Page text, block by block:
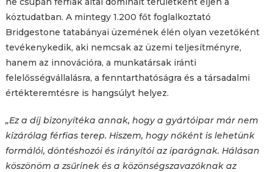
köztudatban. A mintegy 1.200 főt foglalkoztató
Bridgestone tatabányai üzemének élén olyan vezetőként
tevékenykedik, aki nemcsak az üzemi teljesítményre,
hanem az innovációra, a munkatársak iránti
felelősségvállalásra, a fenntarthatóságra és a társadalmi
értékteremtésre is hangsúlyt helyez.
„Ez a díj bizonyítéka annak, hogy a gyártóipar már nem
kizárólag férfias terep. Hiszem, hogy nőként is lehetünk
formálói, döntéshozói és irányítói az iparágnak. Hálásan
köszönöm a zsűrinek és a közönségszavazóknak az